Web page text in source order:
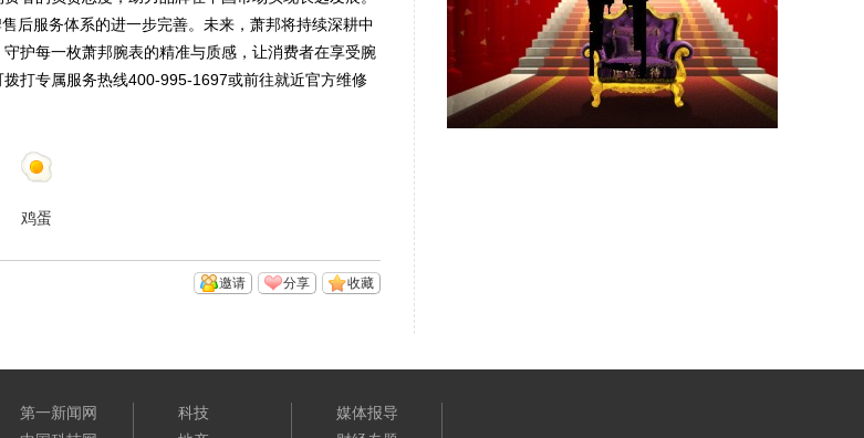
后服务体系的进一步完善。未来，萧邦将持续深耕中
护每一枚萧邦腕表的精准与质感，让消费者在享受腕
打专属服务热线400-995-1697或前往就近官方维修
鸡蛋
收藏
分享
邀请
第一新闻网
科技
媒体报导